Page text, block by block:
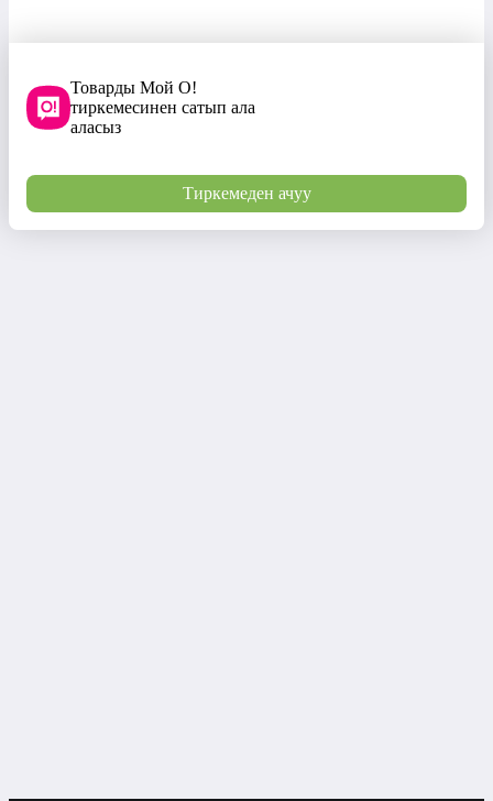
Товарды Мой О!
тиркемесинен сатып ала
аласыз
Тиркемеден ачуу